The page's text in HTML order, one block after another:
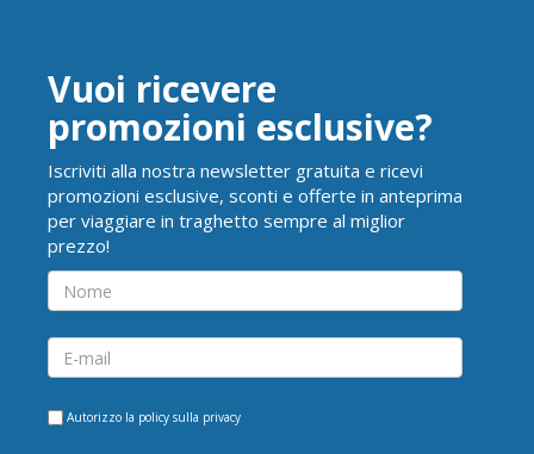
Vuoi ricevere
promozioni esclusive?
Iscriviti alla nostra newsletter gratuita e ricevi
promozioni esclusive, sconti e offerte in anteprima
per viaggiare in traghetto sempre al miglior
prezzo!
Autorizzo la policy sulla privacy